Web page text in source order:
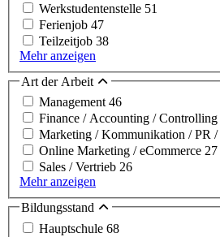
Werkstudentenstelle 51
Ferienjob 47
Teilzeitjob 38
Mehr anzeigen
Art der Arbeit
Management46
Finance / Accounting / Controlling
Marketing / Kommunikation / PR /
Online Marketing / eCommerce 27
Sales / Vertrieb 26
Mehr anzeigen
Bildungsstand
Hauptschule 68